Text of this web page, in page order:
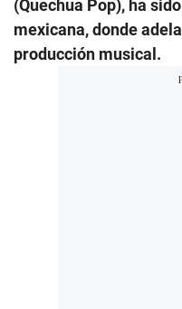
(Quechua Pop), ha
mexicana, donde
producción musical.